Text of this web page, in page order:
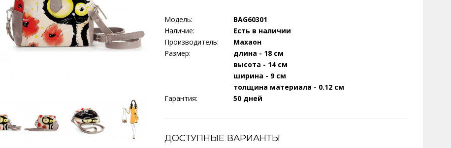
Модель:
BAG60301
Наличие:
Есть в наличии
Производитель:
Махаон
Размер:
длина - 18 см
высота - 14 см
ширина - 9 см
толщина материала - 0.12 см
Гарантия:
50 дней
ДОСТУПНЫЕ ВАРИАНТЫ